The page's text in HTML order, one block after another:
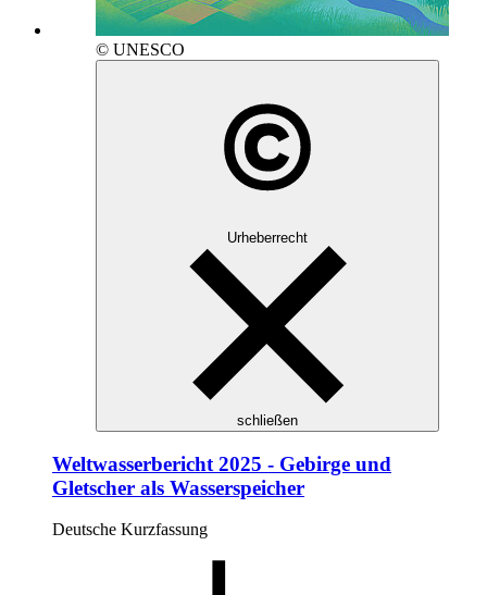
© UNESCO
Urheberrecht
schließen
Weltwasserbericht 2025 - Gebirge und
Gletscher als Wasserspeicher
Deutsche Kurzfassung